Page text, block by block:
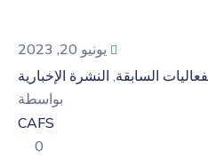
يونيو 20, 2023
السابقة‚ النشرة الإخبارية
بواسطة
CAFS
0